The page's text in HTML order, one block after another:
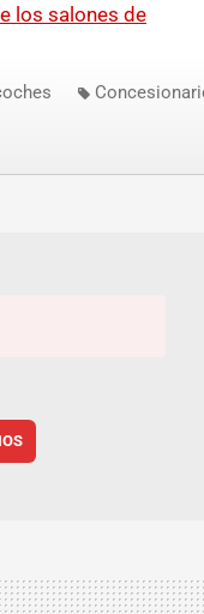
los salones de